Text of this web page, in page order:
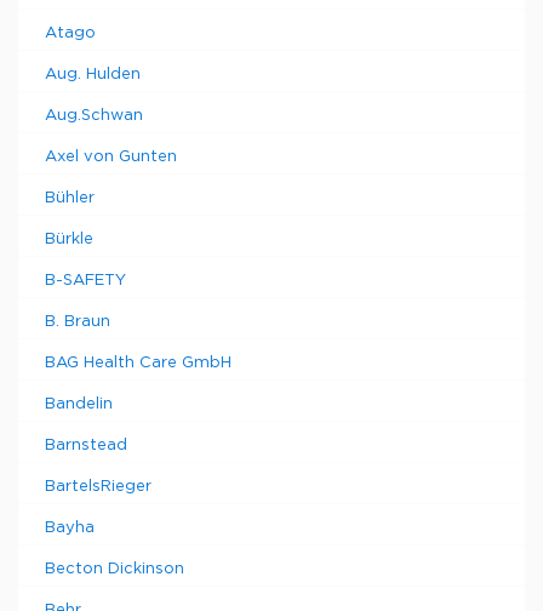
Atago
Aug. Hulden
Aug.Schwan
Axel von Gunten
Bühler
Bürkle
B-SAFETY
B. Braun
BAG Health Care GmbH
Bandelin
Barnstead
BartelsRieger
Bayha
Becton Dickinson